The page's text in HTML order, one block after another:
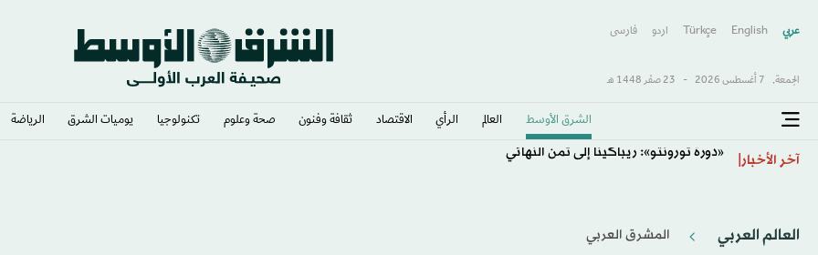
عربي English
Türkçe اردو فارسى
الجمعة, 7 أغسطس 2026 - 23 صفَر 1448 هـ
الشرق الأوسط​ العالم الرأي الاقتصاد ثقافة وفنون صحة وعلوم تكنولوجيا يوميات الشرق​ الرياضة
آخر الأخبار «دورة تورونتو»: ريباكينا إلى ثمن النهائي
العالم العربي المشرق العربي